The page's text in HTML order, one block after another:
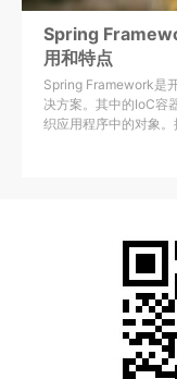
Spring
用和特点
Spring Framework是
决方案。其中的IoC容
织应用程序中的对象